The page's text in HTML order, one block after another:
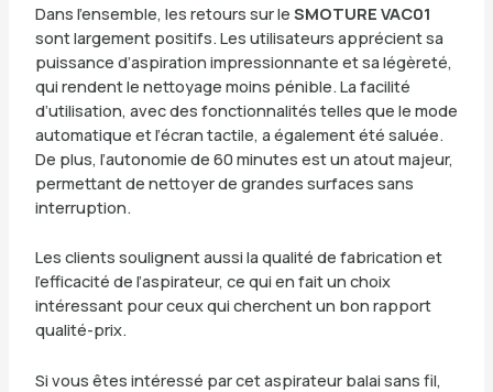
Dans l’ensemble, les retours sur le SMOTURE VAC01
sont largement positifs. Les utilisateurs apprécient sa
puissance d’aspiration impressionnante et sa légèreté,
qui rendent le nettoyage moins pénible. La facilité
d’utilisation, avec des fonctionnalités telles que le mode
automatique et l’écran tactile, a également été saluée.
De plus, l’autonomie de 60 minutes est un atout majeur,
permettant de nettoyer de grandes surfaces sans
interruption.
Les clients soulignent aussi la qualité de fabrication et
l’efficacité de l’aspirateur, ce qui en fait un choix
intéressant pour ceux qui cherchent un bon rapport
qualité-prix.
Si vous êtes intéressé par cet aspirateur balai sans fil,